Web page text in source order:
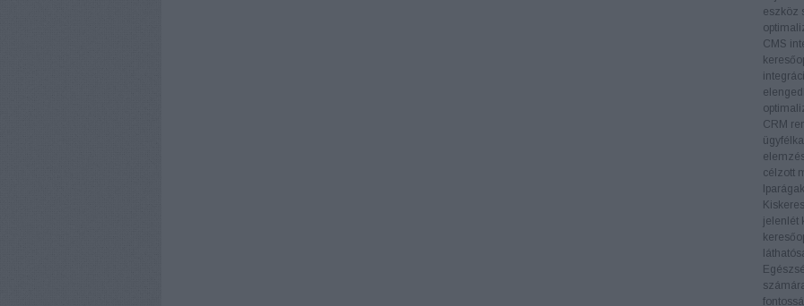
eszköz
CMS
CRM
célzott
Iparágak
jelenlét